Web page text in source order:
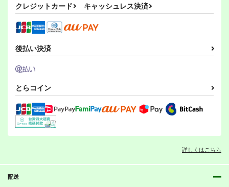
クレジットカード キャッシュレス決済
後払い決済
とらコイン
詳しくはこちら
配送